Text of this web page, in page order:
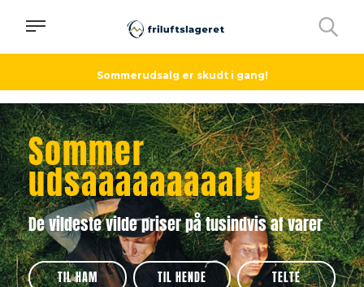
Sommerudsalg er skudt i gang!
Sommer
udsaaaaaaaaalg
De vildeste vilde priser på tusindvis af varer
TIL HAM TIL HENDE TELTE